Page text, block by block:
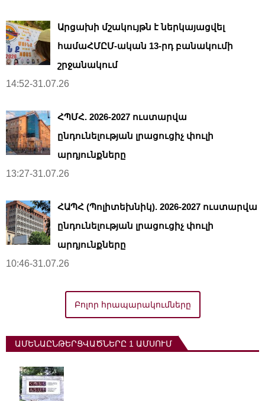
Արցախի մշակույթն է ներկայացվել
համաՀՄԸՄ-ական 13-րդ բանակումի
շրջանակում
14:52-31.07.26
ՀՊՄՀ. 2026-2027 ուստարվա
ընդունելության լրացուցիչ փուլի
արդյունքները
13:27-31.07.26
ՀԱՊՀ (Պոլիտեխնիկ). 2026-2027 ուստարվա
ընդունելության լրացուցիչ փուլի
արդյունքները
10:46-31.07.26
Բոլոր հրապարակումները
ԱՄԵՆԱԸՆԹԵՐՑՎԱԾՆԵՐԸ 1 ԱՄՍՈՒՄ